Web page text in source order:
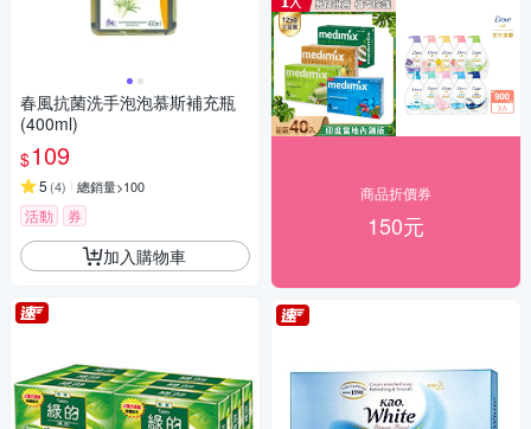
春風抗菌洗手泡泡慕斯補充瓶
(400ml)
$109
5 (4) 總銷量>100
活動 券
加入購物車
商品折價券
150元